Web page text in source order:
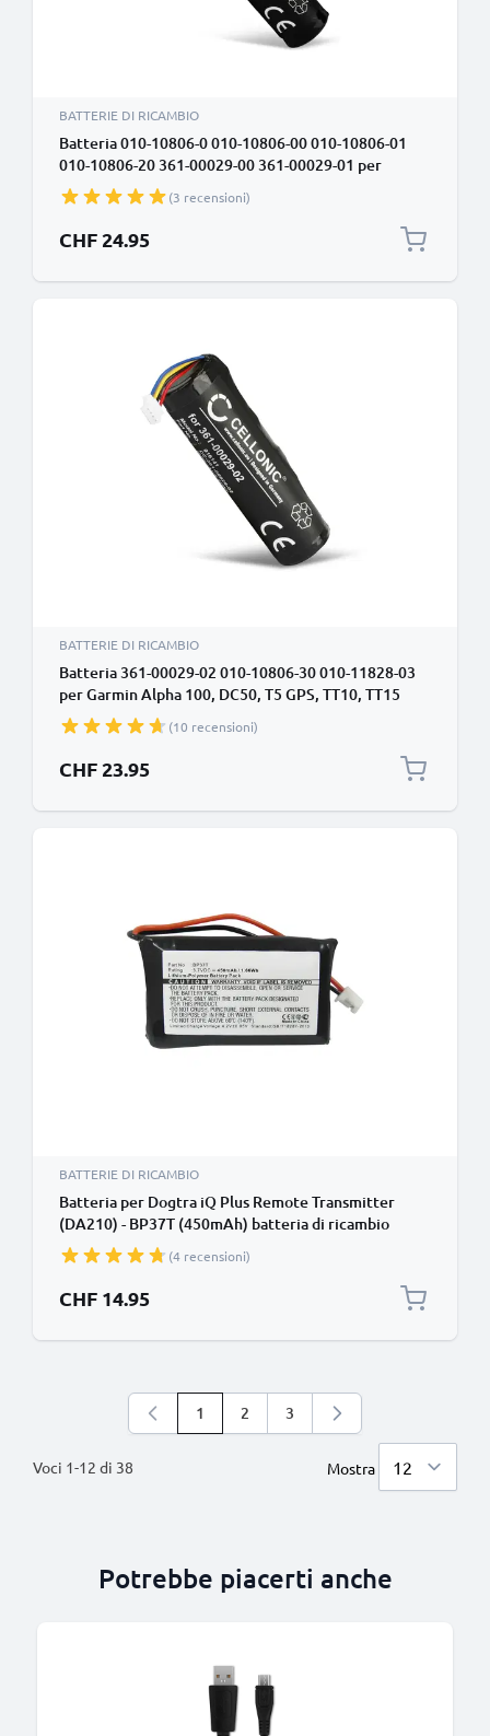
BATTERIE DI RICAMBIO
Batteria 010-10806-0 010-10806-00 010-10806-01
010-10806-20 361-00029-00 361-00029-01 per
Garmin Astro DC20 Astro DC30 Astro DC40, Astro
320 ricambio da 2600mAh per collare o palmare
(consultare dimensioni e modello per la giusta
compatibilità)
(3 recensioni)
CHF 24.95
BATTERIE DI RICAMBIO
Batteria 361-00029-02 010-10806-30 010-11828-03
per Garmin Alpha 100, DC50, T5 GPS, TT10, TT15
Affidabile ricambio da 2600mAh per il tuo collare
(10 recensioni)
CHF 23.95
BATTERIE DI RICAMBIO
Batteria per Dogtra iQ Plus Remote Transmitter
(DA210) - BP37T (450mAh) batteria di ricambio
(4 recensioni)
CHF 14.95
Voci 1-12 di 38
Stai leggendo la pagina
1 Pagina
2 Pagina
3
Mostra
Potrebbe piacerti anche